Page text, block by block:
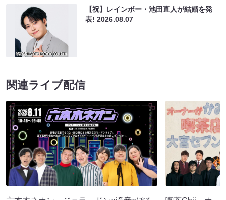
【祝】レインボー・池田直人が結婚を発
表!2026.08.07
関連ライブ配信